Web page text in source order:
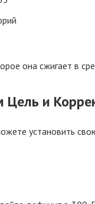
она сжигает в
и
установить